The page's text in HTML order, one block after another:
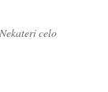
celo